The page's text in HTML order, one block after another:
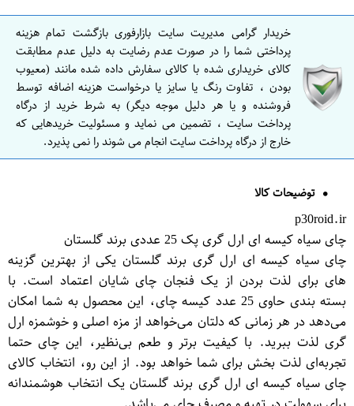
خریدار گرامی مدیریت سایت بازارفوری بازگشت تمام هزینه
پرداختی شما را در صورت عدم رضایت به دلیل عدم مطابقت
کالای خریداری شده با کالای سفارش داده شده مانند (معیوب
بودن ، تفاوت رنگ یا سایز یا درخواست هزینه اضافه توسط
فروشنده و یا هر دلیل موجه دیگر) به شرط خرید از درگاه
پرداخت سایت ، تضمین می نماید و مسئولیت خریدهایی که
خارج از درگاه پرداخت سایت انجام می شوند را نمی پذیرد.
توضیحات کالا
p30roid.ir
چای سیاه کیسه ای ارل گری پک 25 عددی برند گلستان
چای سیاه کیسه ای ارل گری برند گلستان یکی از بهترین گزینه
های برای لذت بردن از یک فنجان چای شایان اعتماد است. با
بسته بندی حاوی 25 عدد کیسه چای، این محصول به شما امکان
می‌دهد در هر زمانی که دلتان می‌خواهد از مزه اصلی و خوشمزه ارل
گری لذت ببرید. با کیفیت برتر و طعم بی‌نظیر، این چای حتما
تجربه‌ای لذت بخش برای شما خواهد بود. از این رو، انتخاب کالای
چای سیاه کیسه ای ارل گری برند گلستان یک انتخاب هوشمندانه